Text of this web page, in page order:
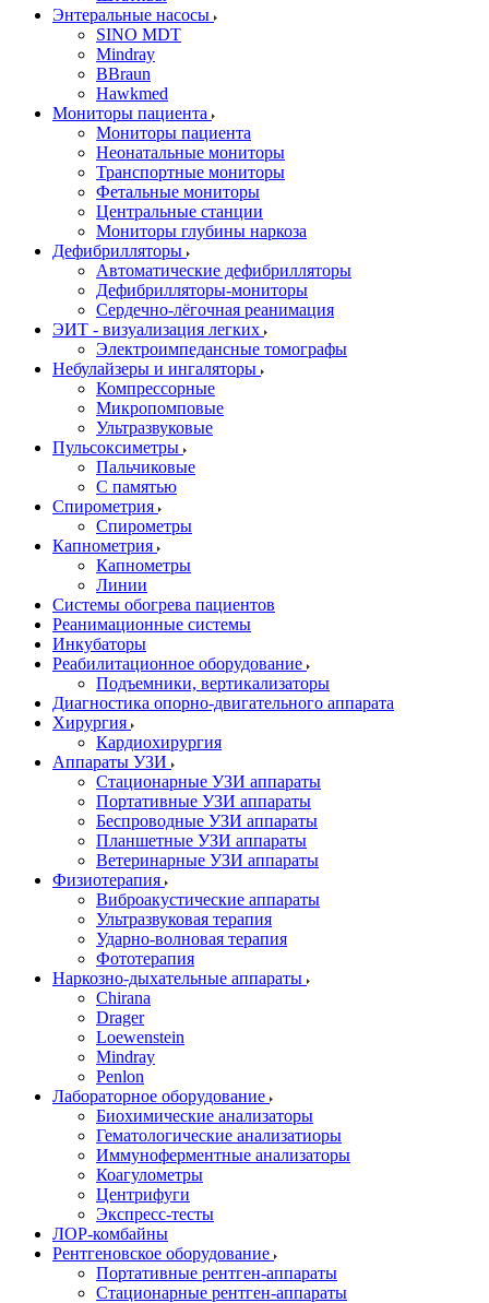
Энтеральные насосы
SINO MDT
Mindray
BBraun
Hawkmed
Мониторы пациента
Мониторы пациента
Неонатальные мониторы
Транспортные мониторы
Фетальные мониторы
Центральные станции
Мониторы глубины наркоза
Дефибрилляторы
Автоматические дефибрилляторы
Дефибрилляторы-мониторы
Сердечно-лёгочная реанимация
ЭИТ - визуализация легких
Электроимпедансные томографы
Небулайзеры и ингаляторы
Компрессорные
Микропомповые
Ультразвуковые
Пульсоксиметры
Пальчиковые
С памятью
Спирометрия
Спирометры
Капнометрия
Капнометры
Линии
Системы обогрева пациентов
Реанимационные системы
Инкубаторы
Реабилитационное оборудование
Подъемники, вертикализаторы
Диагностика опорно-двигательного аппарата
Хирургия
Кардиохирургия
Аппараты УЗИ
Стационарные УЗИ аппараты
Портативные УЗИ аппараты
Беспроводные УЗИ аппараты
Планшетные УЗИ аппараты
Ветеринарные УЗИ аппараты
Физиотерапия
Виброакустические аппараты
Ультразвуковая терапия
Ударно-волновая терапия
Фототерапия
Наркозно-дыхательные аппараты
Chirana
Drager
Loewenstein
Mindray
Penlon
Лабораторное оборудование
Биохимические анализаторы
Гематологические анализатиоры
Иммуноферментные анализаторы
Коагулометры
Центрифуги
Экспресс-тесты
ЛОР-комбайны
Рентгеновское оборудование
Портативные рентген-аппараты
Стационарные рентген-аппараты